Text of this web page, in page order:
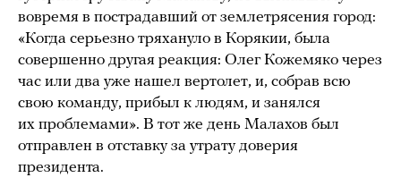
вовремя в пострадавший от землетрясения город:
«Когда серьезно тряхануло в Корякии, была
совершенно другая реакция: Олег Кожемяко через
час или два уже нашел вертолет, и, собрав всю
свою команду, прибыл к людям, и занялся
их проблемами». В тот же день Малахов был
отправлен в отставку за утрату доверия
президента.